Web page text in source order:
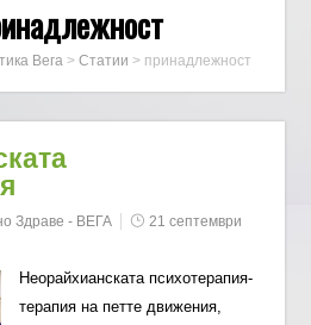
Вега >Статии > принадлежност
Здраве - ВЕГА
21 септември
Неорайхианската психотерапия-
терапия на петте движения,